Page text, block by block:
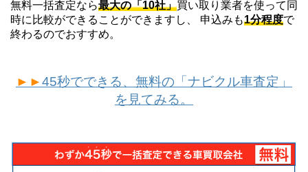
無料一括査定なら最大の「10社」買い取り業者を使って同
時に比較ができることができますし、 申込みも1分程度で
終わるのでおすすめ。
►►45秒でできる、無料の「ナビクル車査定」
を見てみる。